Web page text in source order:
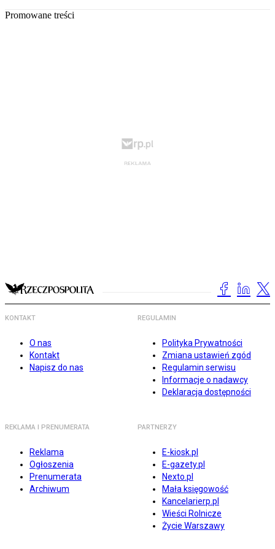
Promowane treści
KONTAKT
O nas
Kontakt
Napisz do nas
REGULAMIN
Polityka Prywatności
Zmiana ustawień zgód
Regulamin serwisu
Informacje o nadawcy
Deklaracja dostępności
REKLAMA I PRENUMERATA
Reklama
Ogłoszenia
Prenumerata
Archiwum
PARTNERZY
E-kiosk.pl
E-gazety.pl
Nexto.pl
Mała księgowość
Kancelarierp.pl
Wieści Rolnicze
Życie Warszawy